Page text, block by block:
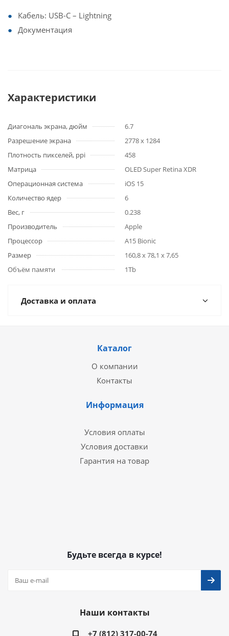
Кабель: USB-C – Lightning
Документация
Характеристики
Диагональ экрана, дюйм
6.7
Разрешение экрана
2778 x 1284
Плотность пикселей, ppi
458
Матрица
OLED Super Retina XDR
Операционная система
iOS 15
Количество ядер
6
Вес, г
0.238
Производитель
Apple
Процессор
A15 Bionic
Размер
160,8 x 78,1 x 7,65
Объём памяти
1Tb
Доставка и оплата
Каталог
О компании
Контакты
Информация
Условия оплаты
Условия доставки
Гарантия на товар
Будьте всегда в курсе!
Наши контакты
+7 (812) 317-00-74